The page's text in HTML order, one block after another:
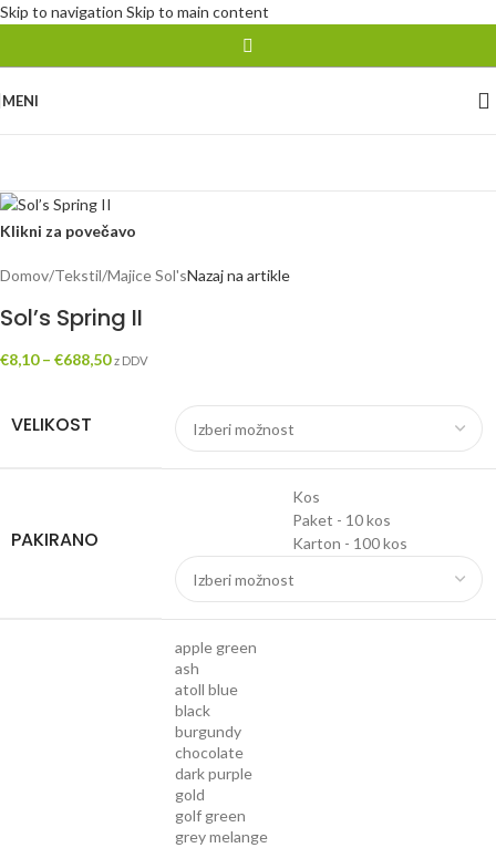
Skip to navigation Skip to main content
MENI
Klikni za povečavo
Domov/Tekstil/Majice Sol'sNazaj na artikle
Sol’s Spring II
€8,10 – €688,50 z DDV
VELIKOST
PAKIRANO
Kos
Paket - 10 kos
Karton - 100 kos
apple green
ash
atoll blue
black
burgundy
chocolate
dark purple
gold
golf green
grey melange